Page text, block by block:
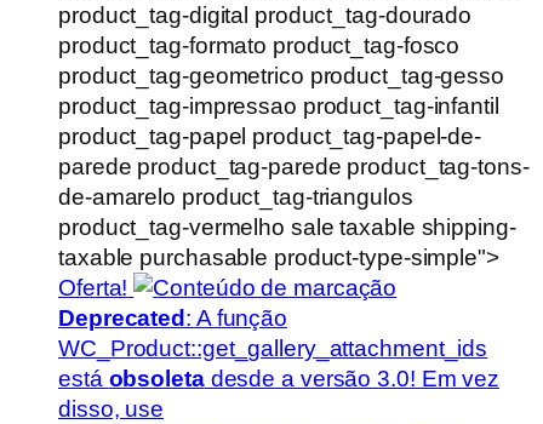
product_tag-digital product_tag-dourado
product_tag-formato product_tag-fosco
product_tag-geometrico product_tag-gesso
product_tag-impressao product_tag-infantil
product_tag-papel product_tag-papel-de-
parede product_tag-parede product_tag-tons-
de-amarelo product_tag-triangulos
product_tag-vermelho sale taxable shipping-
taxable purchasable product-type-simple">
Oferta!
Deprecated : A função
WC_Product::get_gallery_attachment_ids
está obsoletadesde a versão 3.0! Em vez
disso, use